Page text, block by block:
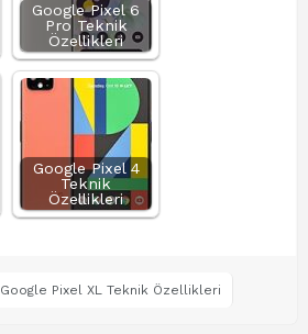
Google Pixel 6
Pro Teknik
Özellikleri
Google Pixel 4
Teknik
Özellikleri
Google Pixel XL Teknik Özellikleri